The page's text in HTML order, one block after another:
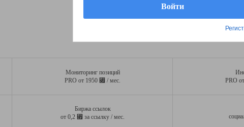
Мониторинг позиций
PRO от 1950 ⃏ / мес.
PRO
Биржа ссылок
от 0,2 ⃏ за ссылку / мес.